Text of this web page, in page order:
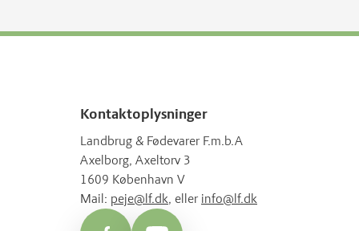
Kontaktoplysninger
Landbrug & Fødevarer F.m.b.A
Axelborg, Axeltorv 3
1609 København V
Mail: peje@lf.dk, eller info@lf.dk